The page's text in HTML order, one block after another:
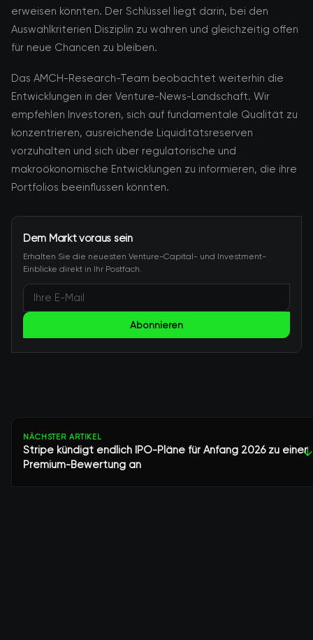
erweisen könnten. Der Schlüssel liegt darin, bei den
Auswahlkriterien Disziplin zu wahren und gleichzeitig offen
für neue Chancen zu bleiben.
Das AMCH-Research-Team beobachtet weiterhin die
Entwicklungen in der Venture-News-Landschaft. Wir
empfehlen Investoren, sich auf fundamentale Qualität zu
konzentrieren, ausreichende Liquiditätsreserven
vorzuhalten und sich über regulatorische und
makroökonomische Entwicklungen zu informieren, die ihre
Portfolios beeinflussen könnten.
Dem Markt voraus sein
Erhalten Sie die neuesten Venture-Capital- und Investment-
Einblicke direkt in Ihr Postfach.
Abonnieren
NÄCHSTER ARTIKEL
Stripe kündigt endlich IPO-Pläne für Anfang 2026 zu einer
Premium-Bewertung an
↓